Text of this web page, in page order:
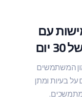
עם
המשתמשים
בעיות ומתן